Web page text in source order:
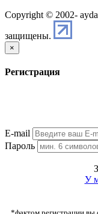
Copyright © 2002-
защищены.
×
Регистрация
E-mail
Пароль
У